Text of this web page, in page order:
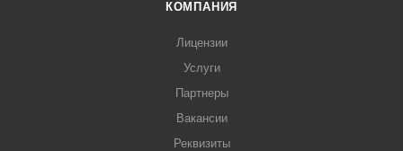
КОМПАНИЯ
Лицензии
Услуги
Партнеры
Вакансии
Реквизиты